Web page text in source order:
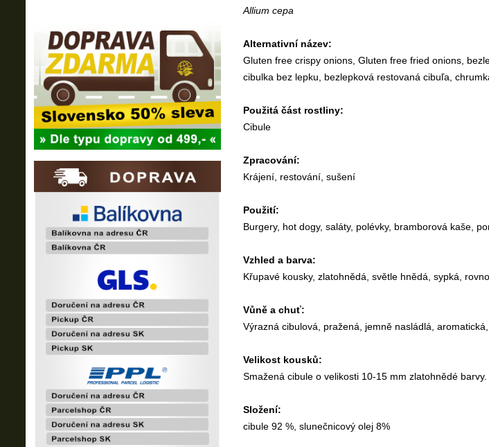
Allium cepa
Alternativní název:
Gluten free crispy onions, Gluten free fried onions,
cibulka bez lepku, bezlepková restovaná cibuľa,
Použitá část rostliny:
Cibule
Zpracování:
Krájení, restování, sušení
Použití:
Burgery, hot dogy, saláty, polévky, bramborová kaše,
Vzhled a barva:
Křupavé kousky, zlatohnědá, světle hnědá, sypká,
Vůně a chuť:
Výrazná cibulová, pražená, jemně nasládlá,
Velikost kousků:
Smažená cibule o velikosti 10-15 mm zlatohnědé barvy.
Složení:
cibule 92 %, slunečnicový olej 8%